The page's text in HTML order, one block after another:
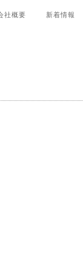
社概要 新着情報